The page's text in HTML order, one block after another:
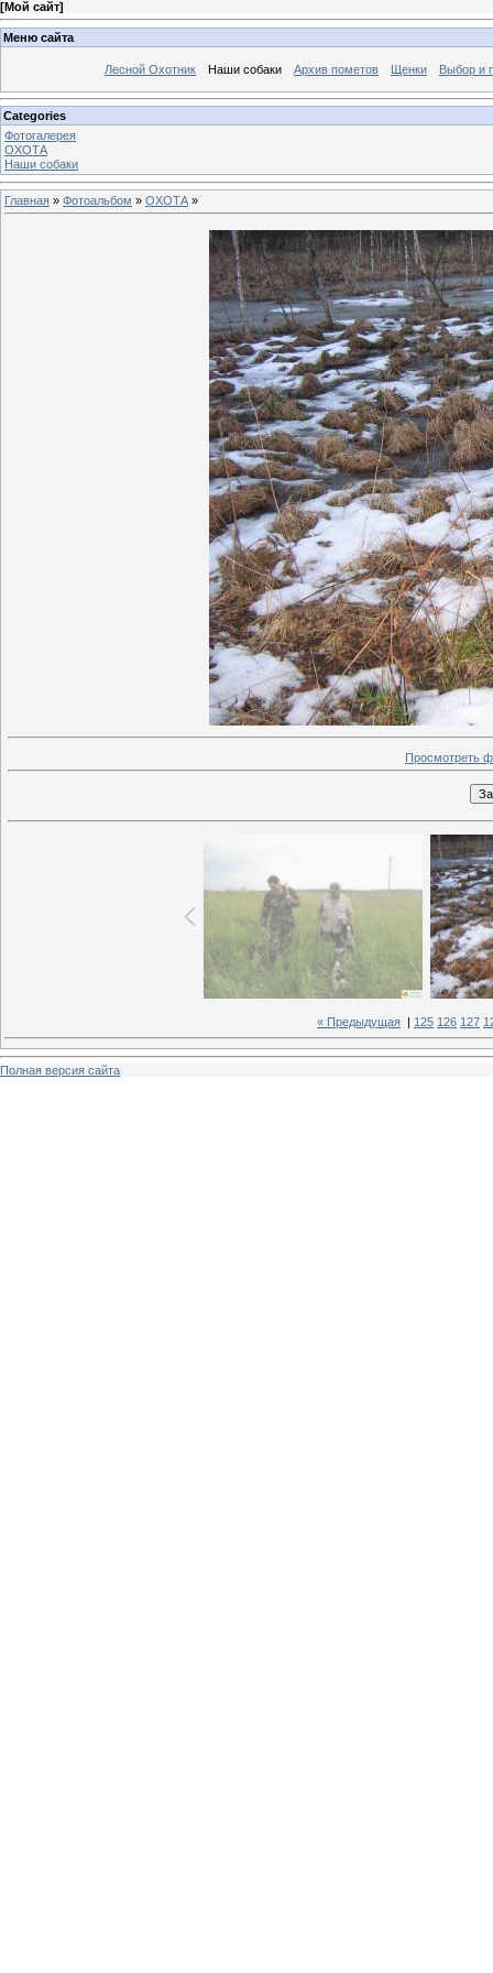
[Мой сайт]
Меню сайта
Лесной Охотник Наши собаки Архив пометов Щенки Выбор и
Categories
Фотогалерея
ОХОТА
Наши собаки
Главная » Фотоальбом » ОХОТА »
Просмотреть
« Предыдущая | 125 126 127
Полная версия сайта